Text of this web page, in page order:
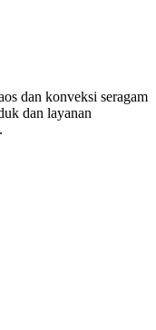
dan konveksi seragam
dan layanan